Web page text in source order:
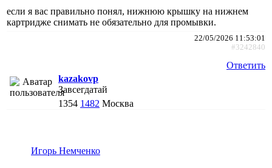
если я вас правильно понял, нижнюю крышку на нижнем
картридже снимать не обязательно для промывки.
22/05/2026 11:53:01
#3242840
Ответить
kazakovp
Завсегдатай
1354 1482 Москва
Игорь Немченко